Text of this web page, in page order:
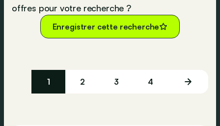
offres pour votre recherche ?
Enregistrer cette recherche
1 2 3 4